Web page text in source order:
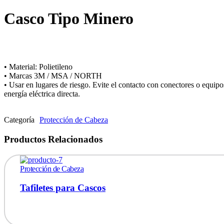
Casco Tipo Minero
• Material: Polietileno
• Marcas 3M / MSA / NORTH
• Usar en lugares de riesgo. Evite el contacto con conectores o
energía eléctrica directa.
Categoría Protección de Cabeza
Productos Relacionados
Tafiletes para Cascos
Protección de Cabeza